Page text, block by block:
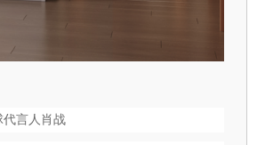
代言人肖战